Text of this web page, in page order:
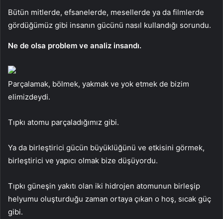
Bütün mitlerde, efsanelerde, mesellerde ya da filmlerde
gördüğümüz gibi insanın gücünü nasıl kullandığı sorundu.
Ne de olsa problem ve analiz insandı.
Parçalamak, bölmek, yakmak ve yok etmek de bizim
elimizdeydi.
Tıpkı atomu parçaladığımız gibi.
Ya da birleştirici gücün büyüklüğünü ve etkisini görmek,
birleştirici ve yapıcı olmak bize düşüyordu.
Tıpkı güneşin yakıtı olan iki hidrojen atomunun birleşip
helyumu oluşturduğu zaman ortaya çıkan o hoş, sıcak güç
gibi.